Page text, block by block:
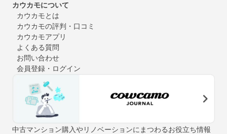
カウカモについて
カウカモとは
カウカモの評判・口コミ
カウカモアプリ
よくある質問
お問い合わせ
会員登録・ログイン
中古マンション購入やリノベーションにまつわるお役立ち情報